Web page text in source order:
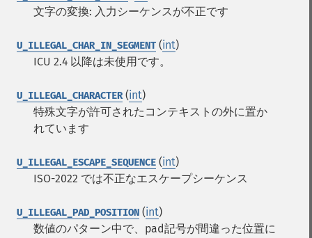
文字の変換: 入力シーケンスが不正です
U_ILLEGAL_CHAR_IN_SEGMENT (int)
ICU 2.4 以降は未使用です。
U_ILLEGAL_CHARACTER(int)
特殊文字が許可されたコンテキストの外に置か
れています
U_ILLEGAL_ESCAPE_SEQUENCE (int)
ISO-2022 では不正なエスケープシーケンス
U_ILLEGAL_PAD_POSITION (int)
数値のパターン中で、pad記号が間違った位置に